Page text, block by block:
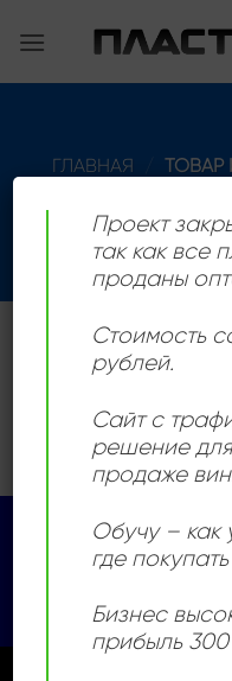
ГЛАВНАЯ ТОВАР
Словацкий композитор
Товаров,
Visa
Copyright 2026
Проект
так как все
проданы
Стоимость
рублей.
Сайт с
решение
продаже
Обучу – как
где
Бизнес
прибыль